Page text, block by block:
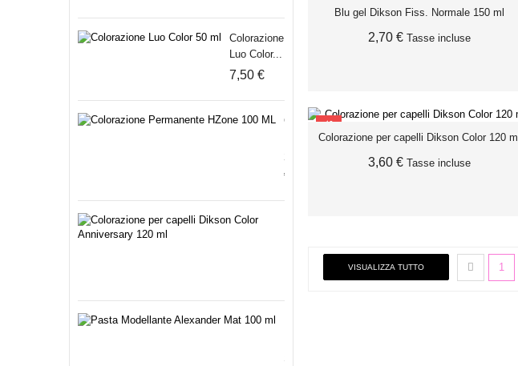
Colorazione
Luo Color...
7,50 €
Colorazione
Permanente...
3,50
€
5,50
Blu gel Dikson Fiss. Normale 150 ml
2,70 €Tasse incluse
SCONTO
Colorazione per capelli Dikson Color 120 ml
3,60 €Tasse incluse
VISUALIZZA TUTTO 1